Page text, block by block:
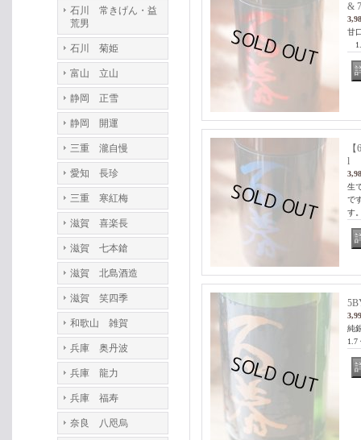
石川 常きげん・益
荒男
石川 菊姫
富山 立山
静岡 正雪
静岡 開運
三重 瀧自慢
愛知 長珍
三重 寒紅梅
滋賀 喜楽長
滋賀 七本鎗
滋賀 北島酒造
滋賀 笑四季
和歌山 雑賀
兵庫 奥丹波
兵庫 龍力
兵庫 福寿
奈良 八咫烏
&
甘
l
生
で
す
純